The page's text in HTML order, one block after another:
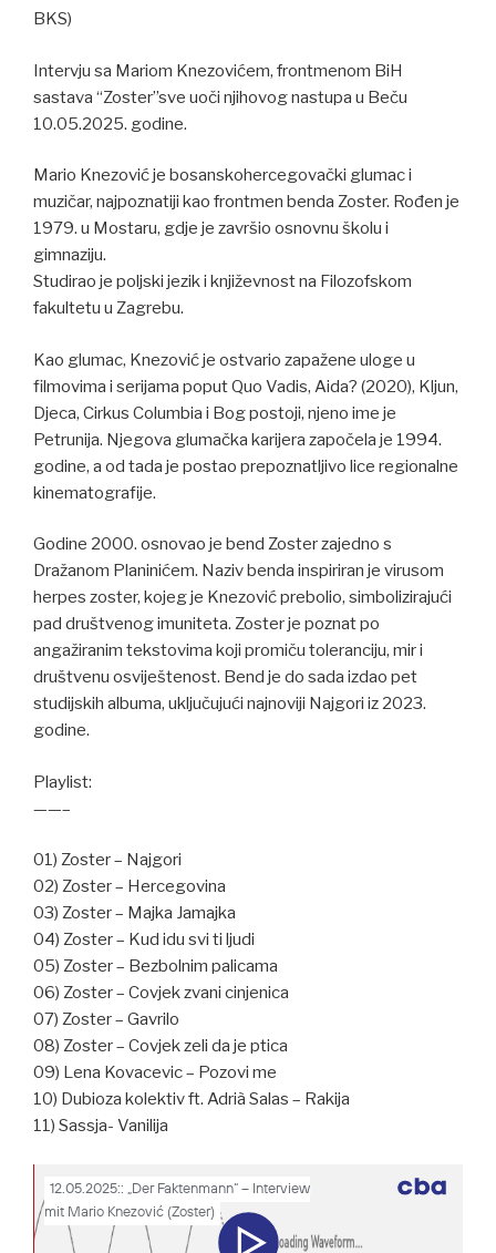
BKS)
Intervju sa Mariom Knezovićem, frontmenom BiH
sastava “Zoster”sve uoči njihovog nastupa u Beču
10.05.2025. godine.
Mario Knezović je bosanskohercegovački glumac i
muzičar, najpoznatiji kao frontmen benda Zoster. Rođen je
1979. u Mostaru, gdje je završio osnovnu školu i
gimnaziju.
Studirao je poljski jezik i književnost na Filozofskom
fakultetu u Zagrebu.
Kao glumac, Knezović je ostvario zapažene uloge u
filmovima i serijama poput Quo Vadis, Aida? (2020), Kljun,
Djeca, Cirkus Columbia i Bog postoji, njeno ime je
Petrunija. Njegova glumačka karijera započela je 1994.
godine, a od tada je postao prepoznatljivo lice regionalne
kinematografije.
Godine 2000. osnovao je bend Zoster zajedno s
Dražanom Planinićem. Naziv benda inspiriran je virusom
herpes zoster, kojeg je Knezović prebolio, simbolizirajući
pad društvenog imuniteta. Zoster je poznat po
angažiranim tekstovima koji promiču toleranciju, mir i
društvenu osviještenost. Bend je do sada izdao pet
studijskih albuma, uključujući najnoviji Najgori iz 2023.
godine.
Playlist:
——–
01) Zoster – Najgori
02) Zoster – Hercegovina
03) Zoster – Majka Jamajka
04) Zoster – Kud idu svi ti ljudi
05) Zoster – Bezbolnim palicama
06) Zoster – Covjek zvani cinjenica
07) Zoster – Gavrilo
08) Zoster – Covjek zeli da je ptica
09) Lena Kovacevic – Pozovi me
10) Dubioza kolektiv ft. Adrià Salas – Rakija
11) Sassja- Vanilija